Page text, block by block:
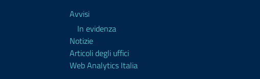
Avvisi
In evidenza
Notizie
Articoli degli uffici
Web Analytics Italia